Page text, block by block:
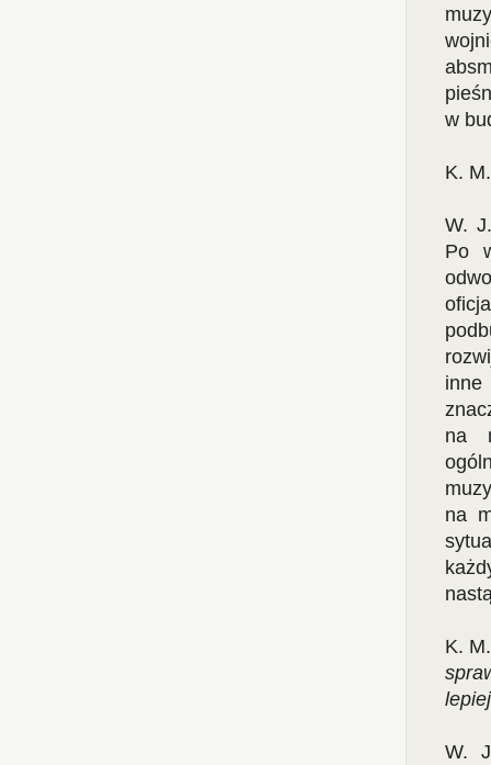
w
K.
W.
Po
inne
na
na
K.
W.